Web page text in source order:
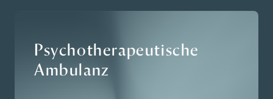
Psychotherapeutische
Ambulanz